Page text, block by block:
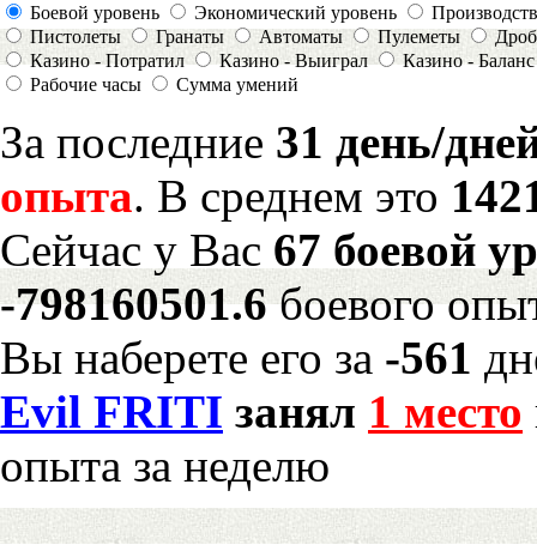
Боевой уровень
Экономический уровень
Пистолеты
Гранаты Автоматы Пулеметы
Казино - Потратил
Казино - Выиграл
Казино - Баланс
Рабочие часы
Сумма умений
За последние 31 день/
опыта. В среднем это
Сейчас у Вас 67 боевой
-798160501.6боевого
Вы наберете его за -561
Evil FRITI занял 1 место
опыта за неделю